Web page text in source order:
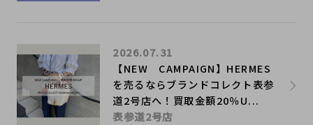
【NEW CAMPAIGN】HERMES
を売るならブランドコレクト表参
道2号店へ！買取金額20％U...
2026.07.31
表参道2号店